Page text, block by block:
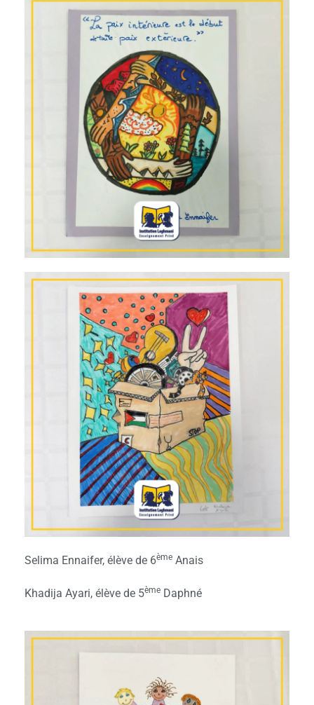
Selima Ennaifer, élève de 6ème Anais
Khadija Ayari, élève de 5ème Daphné